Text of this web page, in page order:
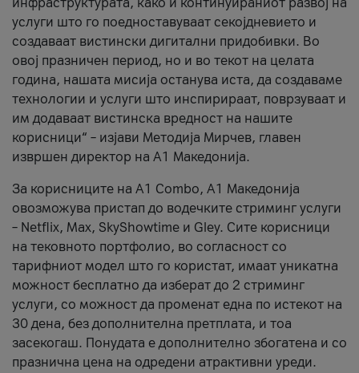
услуги што го поедноставуваат секојдневието и
создаваат вистински дигитални придобивки. Во
овој празничен период, но и во текот на целата
година, нашата мисија останува иста, да создаваме
технологии и услуги што инспирираат, поврзуваат и
им додаваат вистинска вредност на нашите
корисници“ – изјави Методија Мирчев, главен
извршен директор на А1 Македонија.
За корисниците на A1 Combo, А1 Македонија
овозможува пристап до водечките стриминг услуги
– Netflix, Max, SkyShowtime и Gley. Сите корисници
на тековното портфолио, во согласност со
тарифниот модел што го користат, имаат уникатна
можност бесплатно да изберат до 2 стриминг
услуги, со можност да променат една по истекот на
30 дена, без дополнителна претплата, и тоа
засекогаш. Понудата е дополнително збогатена и со
празнична цена на одредени атрактивни уреди.